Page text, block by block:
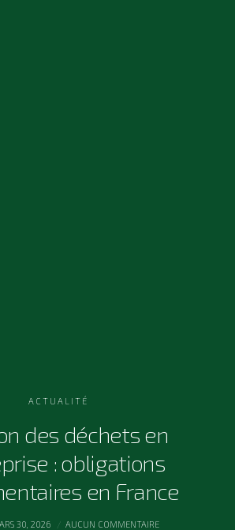
ACTUALITÉ
des déchets en
: obligations
en France
30, 2026 AUCUN COMMENTAIRE